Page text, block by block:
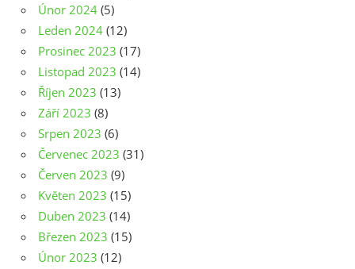
Únor 2024 (5)
Leden 2024 (12)
Prosinec 2023 (17)
Listopad 2023 (14)
Říjen 2023 (13)
Září 2023 (8)
Srpen 2023 (6)
Červenec 2023 (31)
Červen 2023 (9)
Květen 2023 (15)
Duben 2023 (14)
Březen 2023 (15)
Únor 2023 (12)